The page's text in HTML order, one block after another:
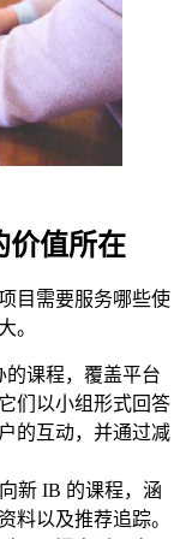
价值所在
目需要服务哪些使
。
课程，覆盖平台
们以小组形式回答
的互动，并通过减
新 IB 的课程，涵
料以及推荐追踪。